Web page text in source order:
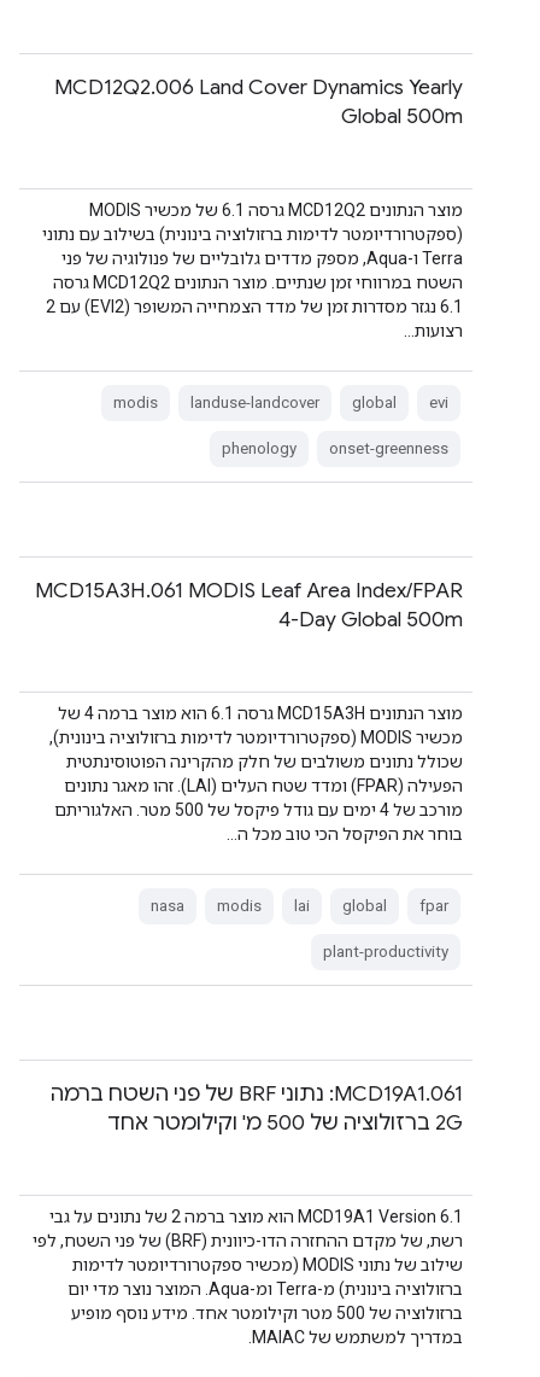
‫MCD12Q2.006 Land Cover Dynamics Yearly
Global 500m
מוצר הנתונים MCD12Q2 גרסה 6.1 של מכשיר MODIS
(ספקטרורדיומטר לדימות ברזולוציה בינונית) בשילוב עם נתוני
Terra ו-Aqua, מספק מדדים גלובליים של פנולוגיה של פני
השטח במרווחי זמן שנתיים. מוצר הנתונים MCD12Q2 גרסה
6.1 נגזר מסדרות זמן של מדד הצמחייה המשופר (EVI2) עם 2
רצועות…
evi
global
landuse-landcover
modis
onset-greenness
phenology
‫MCD15A3H.061 MODIS Leaf Area Index/FPAR
4-Day Global 500m
מוצר הנתונים MCD15A3H גרסה 6.1 הוא מוצר ברמה 4 של
מכשיר MODIS (ספקטרורדיומטר לדימות ברזולוציה בינונית),
שכולל נתונים משולבים של חלק מהקרינה הפוטוסינתטית
הפעילה (FPAR) ומדד שטח העלים (LAI). זהו מאגר נתונים
מורכב של 4 ימים עם גודל פיקסל של 500 מטר. האלגוריתם
בוחר את הפיקסל הכי טוב מכל ה…
fpar
global
lai
modis
nasa
plant-productivity
‫MCD19A1.061: נתוני BRF של פני השטח ברמה
2G ברזולוציה של 500 מ' וקילומטר אחד
‫MCD19A1 Version 6.1 הוא מוצר ברמה 2 של נתונים על גבי
רשת, של מקדם ההחזרה הדו-כיוונית (BRF) של פני השטח, לפי
שילוב של נתוני MODIS (מכשיר ספקטרורדיומטר לדימות
ברזולוציה בינונית) מ-Terra ומ-Aqua. המוצר נוצר מדי יום
ברזולוציה של 500 מטר וקילומטר אחד. מידע נוסף מופיע
במדריך למשתמש של MAIAC.